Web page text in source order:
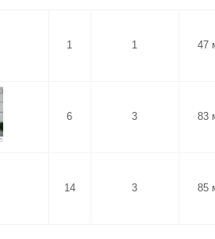
1 1 47
6 3 83
14 3 85